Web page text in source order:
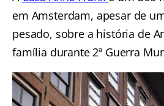
em Amsterdam, apesar de
pesado, sobre a história de
família durante 2ª Guerra